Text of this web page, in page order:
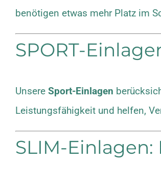
benötigen etwas mehr Platz im
SPORT-
Unsere Sport-Einlagen
Leistungsfähigkeit und helfen,
SLIM-